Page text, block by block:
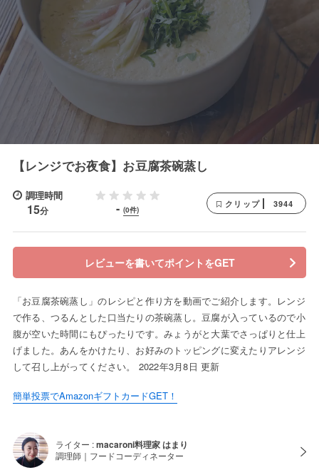
【レンジでお夜食】お豆腐茶碗蒸し
調理時間
15分 - (0件)
クリップ 3944
レビューを書いてポイントをGET
「お豆腐茶碗蒸し」のレシピと作り方を動画でご紹介します。レンジ
で作る、つるんとした口当たりの茶碗蒸し。豆腐が入っているので小
腹が空いた時間にもぴったりです。みょうがと大葉でさっぱりと仕上
げました。あんをかけたり、お好みのトッピングに変えたりアレンジ
して召し上がってください。 2022年3月8日 更新
簡単投票でAmazonギフトカードGET！
ライター :macaroni料理家 はまり
調理師｜フードコーディネーター